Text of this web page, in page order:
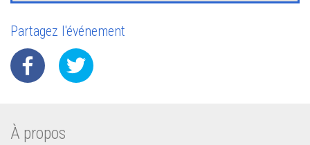
Partagez l'événement
À propos